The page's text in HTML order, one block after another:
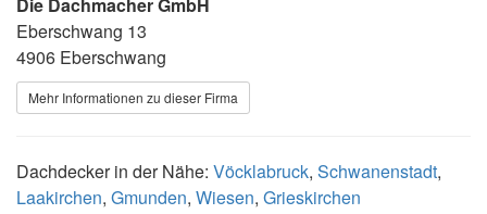
Eberschwang 13
4906 Eberschwang
Mehr Informationen zu dieser Firma
Dachdecker in der Nähe: Vöcklabruck, Schwanenstadt,
Laakirchen, Gmunden, Wiesen, Grieskirchen